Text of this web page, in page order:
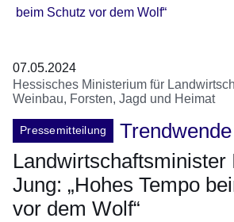
beim Schutz vor dem Wolf“
07.05.2024
Hessisches Ministerium für
Weinbau, Forsten, Jagd und Heimat
Pressemitteilung
Landwirtschaftsminister
Jung: „Hohes Tempo
vor dem Wolf“